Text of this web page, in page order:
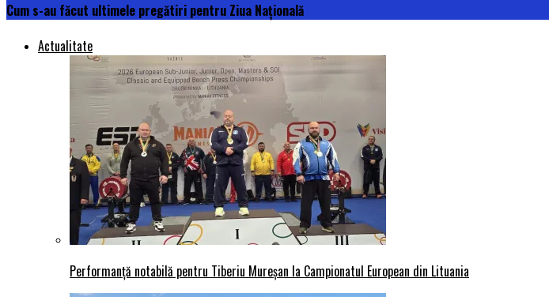
Cum s-au făcut ultimele pregătiri pentru Ziua Națională
Actualitate
Performanță notabilă pentru Tiberiu Mureșan la Campionatul European din Lituania